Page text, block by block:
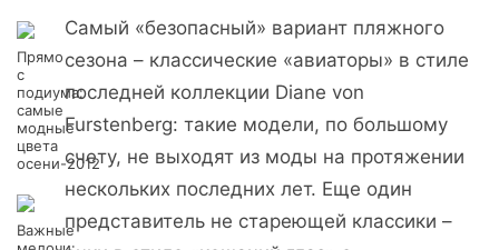
Прямо
с
подиума:
самые
модные
цвета
осени-2012
Важные
Самый «безопасный» вариант пляжного
сезона – классические «авиаторы» в стиле
последней коллекции Diane von
Furstenberg: такие модели, по большому
счету, не выходят из моды на протяжении
нескольких последних лет. Еще один
представитель не стареющей классики –